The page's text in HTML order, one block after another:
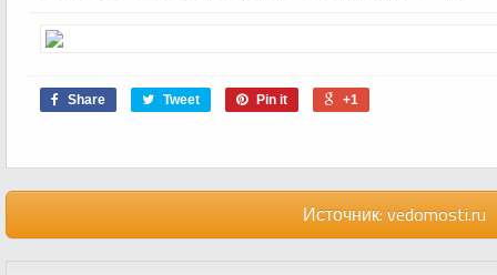
Share Tweet Pin it +1
Источник: vedomosti.ru